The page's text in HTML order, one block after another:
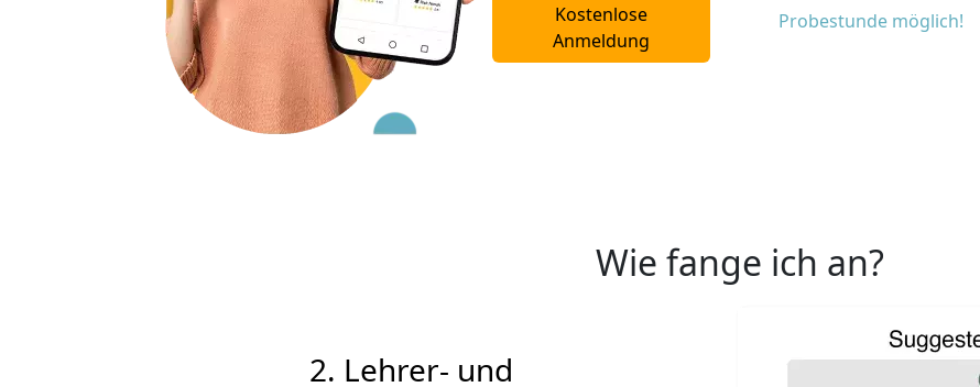
Kostenlose
Anmeldung
Probestunde möglich!
Wie fange ich an?
2. Lehrer- und